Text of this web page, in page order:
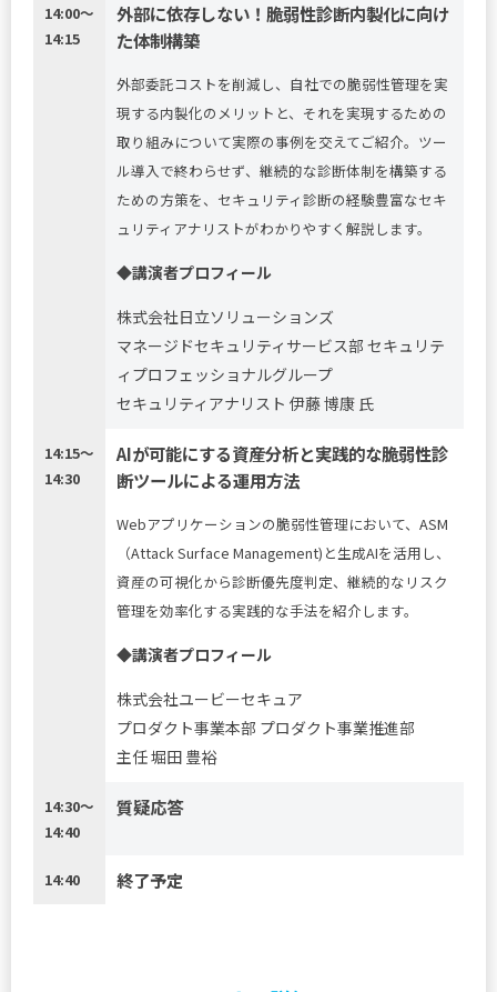
14:00～
14:15
外部に依存しない！脆弱性診断内製化に向け
た体制構築
外部委託コストを削減し、自社での脆弱性管理を実
現する内製化のメリットと、それを実現するための
取り組みについて実際の事例を交えてご紹介。ツー
ル導入で終わらせず、継続的な診断体制を構築する
ための方策を、セキュリティ診断の経験豊富なセキ
ュリティアナリストがわかりやすく解説します。
◆講演者プロフィール
株式会社日立ソリューションズ
マネージドセキュリティサービス部 セキュリテ
ィプロフェッショナルグループ
セキュリティアナリスト 伊藤 博康 氏
14:15～
14:30
AIが可能にする資産分析と実践的な脆弱性診
断ツールによる運用方法
Webアプリケーションの脆弱性管理において、ASM
（Attack Surface Management)と生成AIを活用し、
資産の可視化から診断優先度判定、継続的なリスク
管理を効率化する実践的な手法を紹介します。
◆講演者プロフィール
株式会社ユービーセキュア
プロダクト事業本部 プロダクト事業推進部
主任 堀田 豊裕
14:30～
14:40
質疑応答
14:40 終了予定